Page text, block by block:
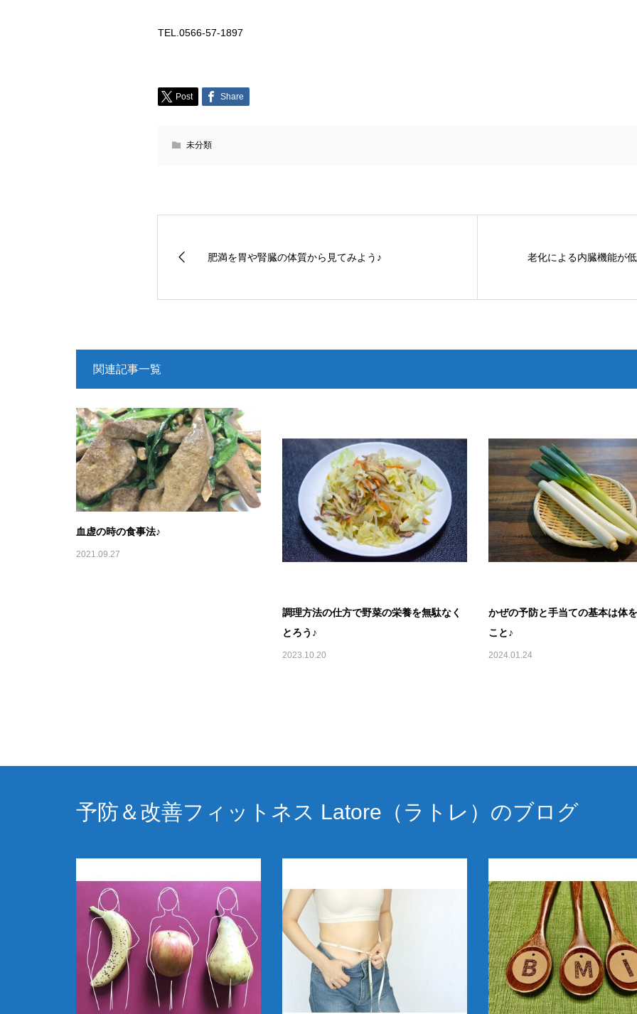
TEL.0566-57-1897
Post Share
未分類
肥満を胃や腎臓の体質から見てみよう♪ 老化による内臓機能が
関連記事一覧
血虚の時の食事法♪
2021.09.27
調理方法の仕方で野菜の栄養を無駄なく
とろう♪
2023.10.20
かぜの予防と手当ての基本は体
こと♪
2024.01.24
予防＆改善フィットネス Latore（ラトレ）のブログ